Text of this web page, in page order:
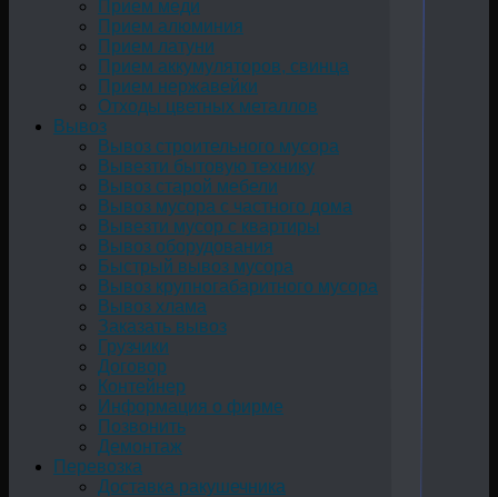
Прием меди
Прием алюминия
Прием латуни
Прием аккумуляторов, свинца
Прием нержавейки
Отходы цветных металлов
Вывоз
Вывоз строительного мусора
Вывезти бытовую технику
Вывоз старой мебели
Вывоз мусора с частного дома
Вывезти мусор с квартиры
Вывоз оборудования
Быстрый вывоз мусора
Вывоз крупногабаритного мусора
Вывоз хлама
Заказать вывоз
Грузчики
Договор
Контейнер
Информация о фирме
Позвонить
Демонтаж
Перевозка
Доставка ракушечника